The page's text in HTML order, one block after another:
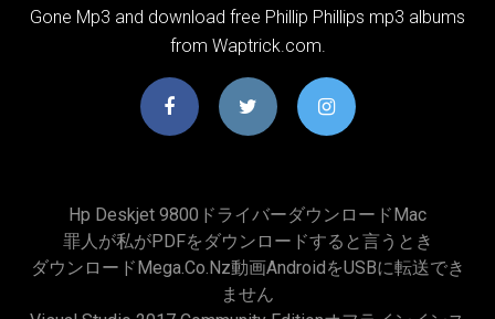
Gone Mp3 and download free Phillip Phillips mp3 albums
from Waptrick.com.
Hp Deskjet 9800ドライバーダウンロードmac
罪人が私がPDFをダウンロードすると言うとき
ダウンロードmega.co.nz動画AndroidをUSBに転送でき
ません